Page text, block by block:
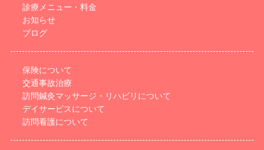
診療メニュー・料金
お知らせ
ブログ
保険について
交通事故治療
訪問鍼灸マッサージ・リハビリについて
デイサービスについて
訪問看護について